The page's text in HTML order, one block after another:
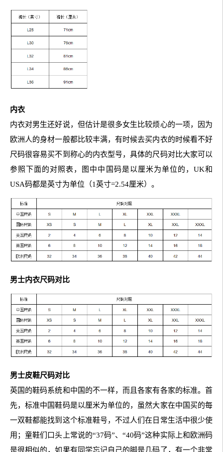
内衣
内衣对男生还好说，但估计是很多女生比较烦心的一项，因为
欧洲人的身材一般都比较丰满，有时候去买内衣的时候看不好
尺码很容易买不到称心的内衣型号，具体的尺码对比大家可以
参照下面的对照表，图中中国码是以厘米为单位的，UK和
USA码都是英寸为单位（1英寸=2.54厘米）。
男士内衣尺码对比
男士皮鞋尺码对比
英国的鞋码系统和中国的不一样，而且各家有各家的标准。首
先，标准中国鞋码是以厘米为单位的，虽然大家在中国买的每
一双鞋都能找到这个标准鞋号，不过人们在日常生活中很少使
用；童鞋们口头上常说的“37码”、“40码”这种实际上和欧洲码
是很相似的，如果有同学忘记自己的脚是几码了，有一个非常